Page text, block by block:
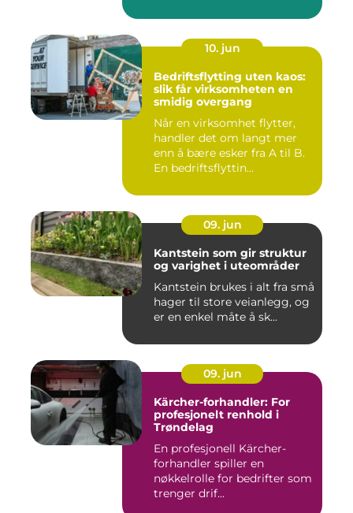
10. jun
Bedriftsflytting uten kaos:
slik får virksomheten en
smidig overgang
Når en virksomhet flytter,
handler det om langt mer
enn å bære esker fra A til B.
En bedriftsflyttin...
09. jun
Kantstein som gir struktur
og varighet i uteområder
Kantstein brukes i alt fra små
hager til store veianlegg, og
er en enkel måte å sk...
09. jun
Kärcher-forhandler: For
profesjonelt renhold i
Trøndelag
En profesjonell Kärcher-
forhandler spiller en
nøkkelrolle for bedrifter som
trenger drif...